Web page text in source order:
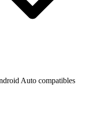
Auto compatibles